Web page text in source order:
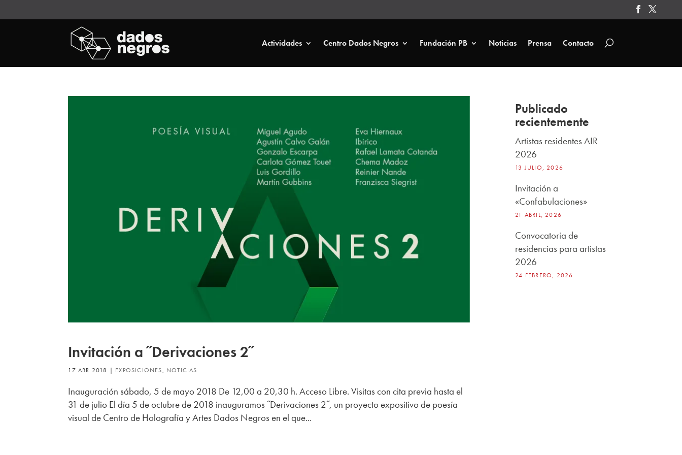
Actividades Centro Dados Negros Fundación PB Noticias Prensa Contacto
Invitación a ˝Derivaciones 2˝
17 ABR 2018 | EXPOSICIONES, NOTICIAS
Inauguración sábado, 5 de mayo 2018 De 12,00 a 20,30 h. Acceso Libre. Visitas con cita previa hasta el
31 de julio El día 5 de octubre de 2018 inauguramos ˝Derivaciones 2˝, un proyecto expositivo de poesía
visual de Centro de Holografía y Artes Dados Negros en el que...
Publicado
recientemente
Artistas residentes AIR
2026
13 JULIO, 2026
Invitación a
«Confabulaciones»
21 ABRIL, 2026
Convocatoria de
residencias para artistas
2026
24 FEBRERO, 2026